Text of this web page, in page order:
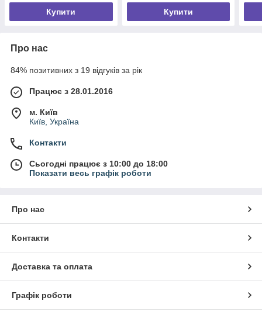
Купити Купити
Про нас
84% позитивних з 19 відгуків за рік
Працює з 28.01.2016
м. Київ
Київ, Україна
Контакти
Сьогодні працює з 10:00 до 18:00
Показати весь графік роботи
Про нас
Контакти
Доставка та оплата
Графік роботи